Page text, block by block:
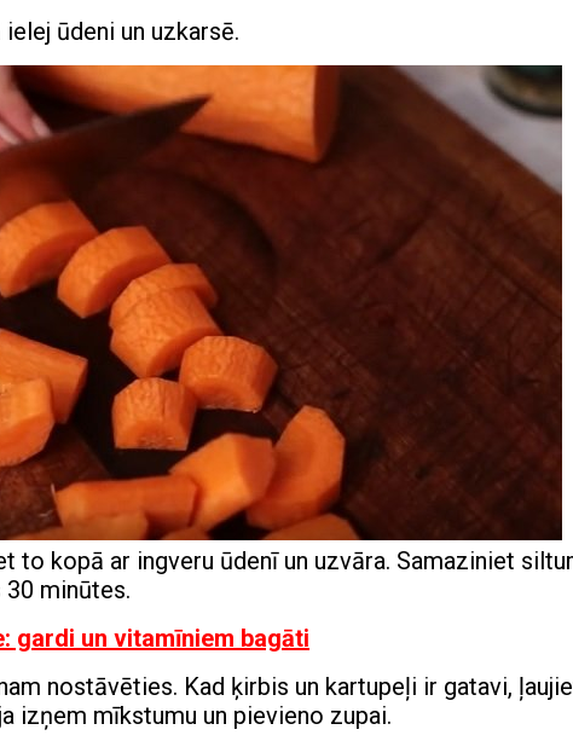
ūdeni un uzkarsē.
to kopā ar ingveru ūdenī un uzvāra. Samaziniet
minūtes.
gardi un vitamīniem bagāti
nostāvēties. Kad ķirbis un kartupeļi ir gatavi,
izņem mīkstumu un pievieno zupai.